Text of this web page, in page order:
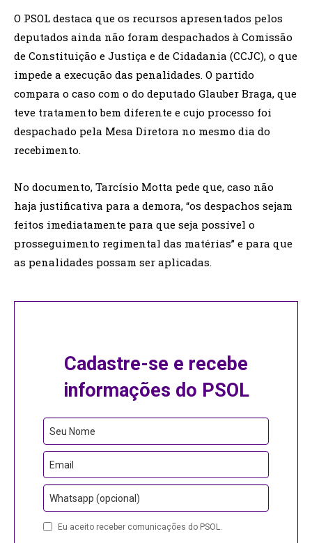
O PSOL destaca que os recursos apresentados pelos
deputados ainda não foram despachados à Comissão
de Constituição e Justiça e de Cidadania (CCJC), o que
impede a execução das penalidades. O partido
compara o caso com o do deputado Glauber Braga, que
teve tratamento bem diferente e cujo processo foi
despachado pela Mesa Diretora no mesmo dia do
recebimento.
No documento, Tarcísio Motta pede que, caso não
haja justificativa para a demora, “os despachos sejam
feitos imediatamente para que seja possível o
prosseguimento regimental das matérias” e para que
as penalidades possam ser aplicadas.
Cadastre-se e recebe
informações do PSOL
Business
Email
Seu Nome
Email
Whatsapp (opcional)
Eu aceito receber comunicações do PSOL.